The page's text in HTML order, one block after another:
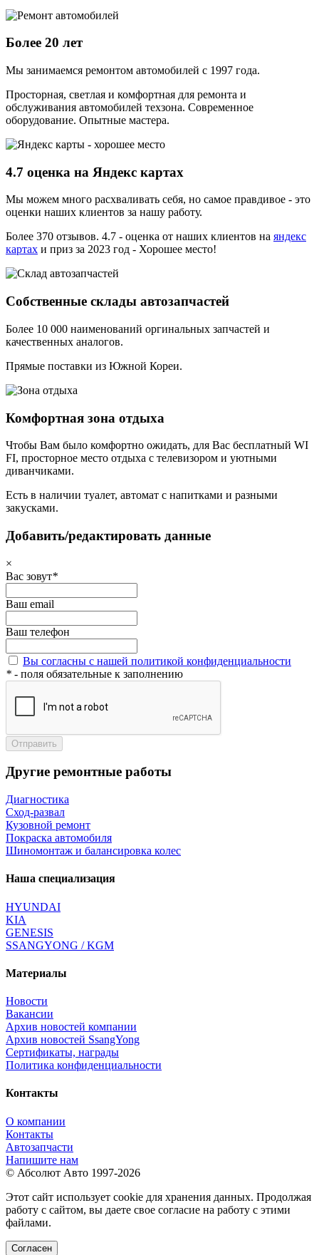
Более 20 лет
Мы занимаемся ремонтом автомобилей с 1997 года.
Просторная, светлая и комфортная для ремонта и
обслуживания автомобилей техзона. Современное
оборудование. Опытные мастера.
4.7 оценка на Яндекс картах
Мы можем много расхваливать себя, но самое правдивое - это
оценки наших клиентов за нашу работу.
Более 370 отзывов. 4.7 - оценка от наших клиентов на яндекс
картах и приз за 2023 год - Хорошее место!
Собственные склады автозапчастей
Более 10 000 наименований оргинальных запчастей и
качественных аналогов.
Прямые поставки из Южной Кореи.
Комфортная зона отдыха
Чтобы Вам было комфортно ожидать, для Вас бесплатный WI
FI, просторное место отдыха с телевизором и уютными
диванчиками.
Есть в наличии туалет, автомат с напитками и разными
закусками.
Добавить/редактировать данные
×
Вас зовут*
Ваш email
Ваш телефон
Вы согласны с нашей политикой конфиденциальности
* - поля обязательные к заполнению
Отправить
Другие ремонтные работы
Диагностика
Сход-развал
Кузовной ремонт
Покраска автомобиля
Шиномонтаж и балансировка колес
Наша специализация
HYUNDAI
KIA
GENESIS
SSANGYONG / KGM
Материалы
Новости
Вакансии
Архив новостей компании
Архив новостей SsangYong
Сертификаты, награды
Политика конфиденциальности
Контакты
О компании
Контакты
Автозапчасти
Напишите нам
© Абсолют Авто 1997-2026
Этот сайт использует cookie для хранения данных. Продолжая
работу с сайтом, вы даете свое согласие на работу с этими
файлами.
Согласен